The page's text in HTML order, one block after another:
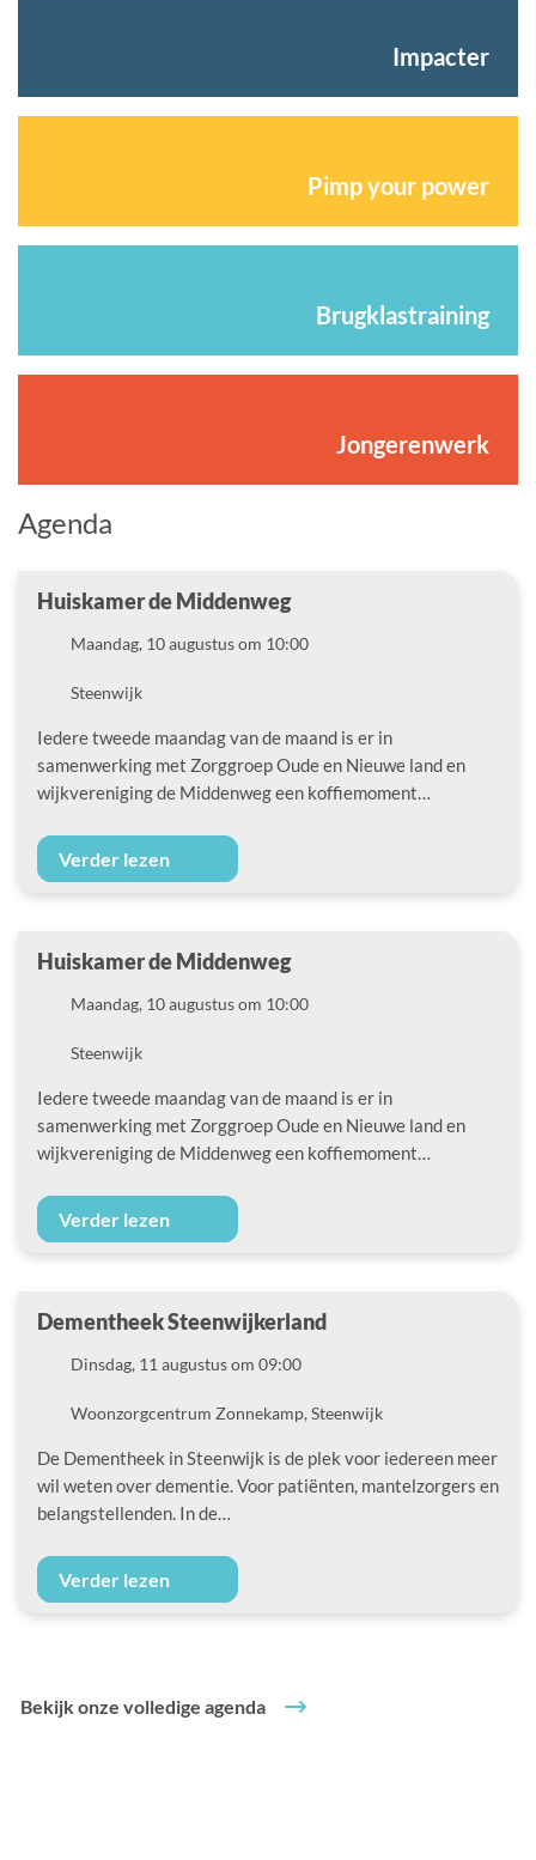
Impacter
Pimp your power
Brugklastraining
Jongerenwerk
Agenda
Huiskamer de Middenweg
DatumMaandag, 10 augustus om 10:00
LocatieSteenwijk
Iedere tweede maandag van de maand is er in
samenwerking met Zorggroep Oude en Nieuwe land en
wijkvereniging de Middenweg een koffiemoment…
Verder lezen
Huiskamer de Middenweg
DatumMaandag, 10 augustus om 10:00
LocatieSteenwijk
Iedere tweede maandag van de maand is er in
samenwerking met Zorggroep Oude en Nieuwe land en
wijkvereniging de Middenweg een koffiemoment…
Verder lezen
Dementheek Steenwijkerland
DatumDinsdag, 11 augustus om 09:00
LocatieWoonzorgcentrum Zonnekamp, Steenwijk
De Dementheek in Steenwijk is de plek voor iedereen meer
wil weten over dementie. Voor patiënten, mantelzorgers en
belangstellenden. In de…
Verder lezen
Bekijk onze volledige agenda